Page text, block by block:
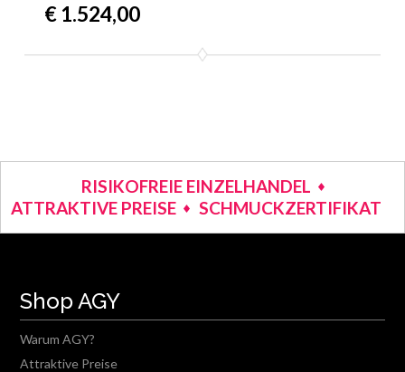
€ 1.524,00
RISIKOFREIE EINZELHANDEL
ATTRAKTIVE PREISE
SCHMUCKZERTIFIKAT
Shop AGY
Warum AGY?
Attraktive Preise